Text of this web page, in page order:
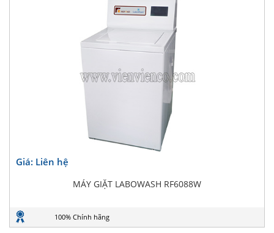
Giá: Liên hệ
MÁY GIẶT LABOWASH RF6088W
100% Chính hãng